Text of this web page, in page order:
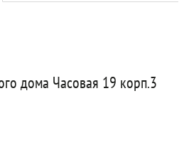
дома Часовая 19 корп.3